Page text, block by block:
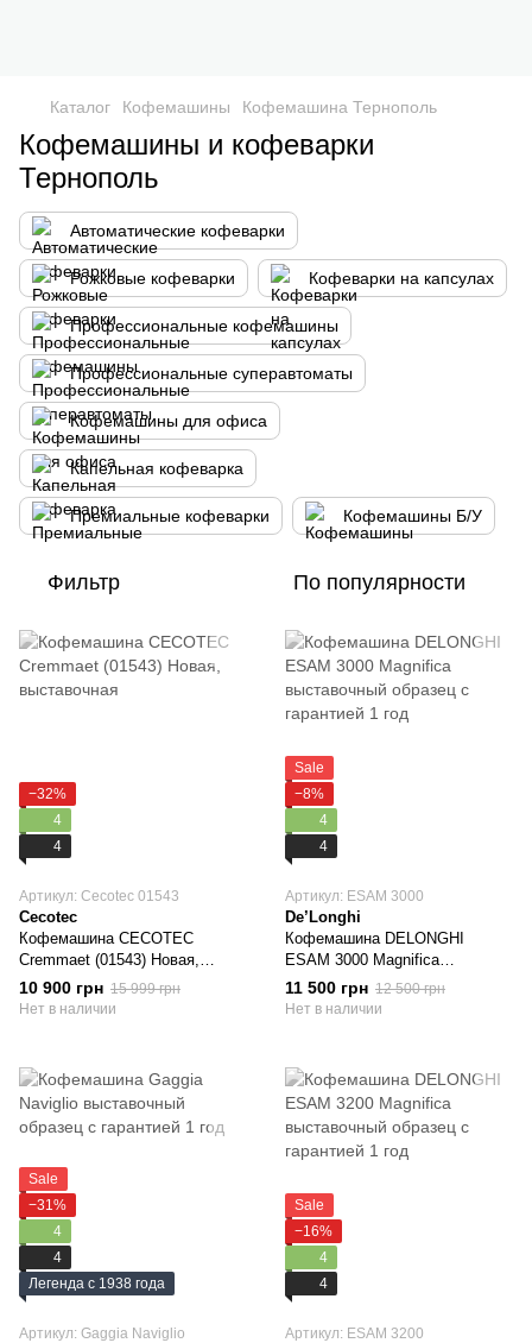
Каталог Кофемашины Кофемашина Тернополь
Кофемашины и кофеварки
Тернополь
Автоматические кофеварки
Рожковые кофеварки Кофеварки на капсулах
Профессиональные кофемашины
Профессиональные суперавтоматы
Кофемашины для офиса
Капельная кофеварка
Премиальные кофеварки Кофемашины Б/У
Фильтр По популярности
−32%
4
4
Артикул: Cecotec 01543
Cecotec
Кофемашина CECOTEC
Cremmaet (01543) Новая,
выставочная
10 900 грн 15 999 грн
Нет в наличии
Sale
−8%
4
4
Артикул: ESAM 3000
De’Longhi
Кофемашина DELONGHI
ESAM 3000 Magnifica
выставочный образец с
гарантией 1 год
11 500 грн 12 500 грн
Нет в наличии
Sale
−31%
4
4
Легенда с 1938 года
Артикул: Gaggia Naviglio
Sale
−16%
4
4
Артикул: ESAM 3200